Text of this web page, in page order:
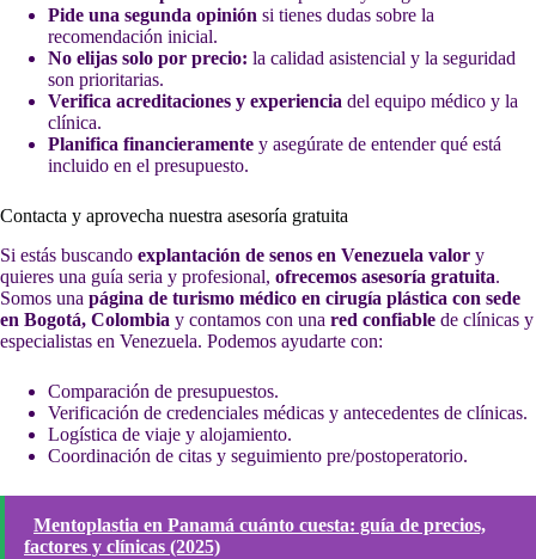
Pide una segunda opinión si tienes dudas sobre la
recomendación inicial.
No elijas solo por precio: la calidad asistencial y la seguridad
son prioritarias.
Verifica acreditaciones y experiencia del equipo médico y la
clínica.
Planifica financieramente y asegúrate de entender qué está
incluido en el presupuesto.
Contacta y aprovecha nuestra asesoría gratuita
Si estás buscando explantación de senos en Venezuela valor y
quieres una guía seria y profesional, ofrecemos asesoría gratuita.
Somos una página de turismo médico en cirugía plástica con sede
en Bogotá, Colombia y contamos con una red confiable de clínicas y
especialistas en Venezuela. Podemos ayudarte con:
Comparación de presupuestos.
Verificación de credenciales médicas y antecedentes de clínicas.
Logística de viaje y alojamiento.
Coordinación de citas y seguimiento pre/postoperatorio.
Mentoplastia en Panamá cuánto cuesta: guía de precios,
factores y clínicas (2025)